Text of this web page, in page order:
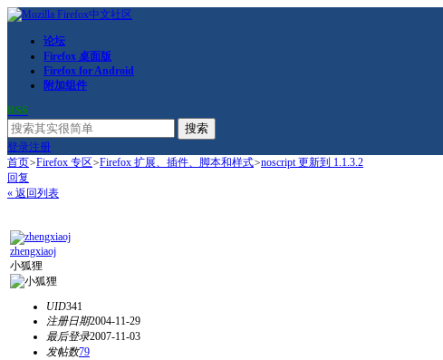
论坛
Firefox 桌面版
Firefox for Android
附加组件
RSS
搜索
登录注册
首页>Firefox 专区>Firefox 扩展、插件、脚本和样式>noscript 更新到 1.1.3.2
回复
« 返回列表
zhengxiaoj
小狐狸
UID341
注册日期2004-11-29
最后登录2007-11-03
发帖数79